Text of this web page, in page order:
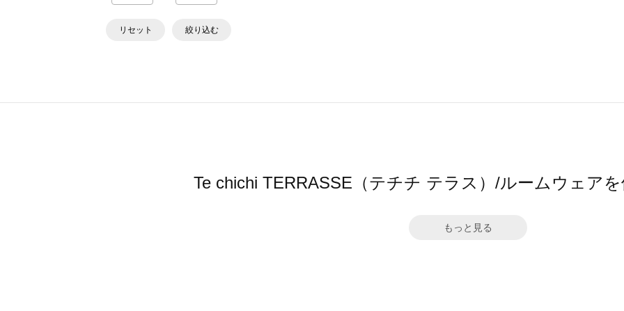
リセット 絞り込む
Te chichi TERRASSE（テチチ テラス）/ルームウェア
もっと見る